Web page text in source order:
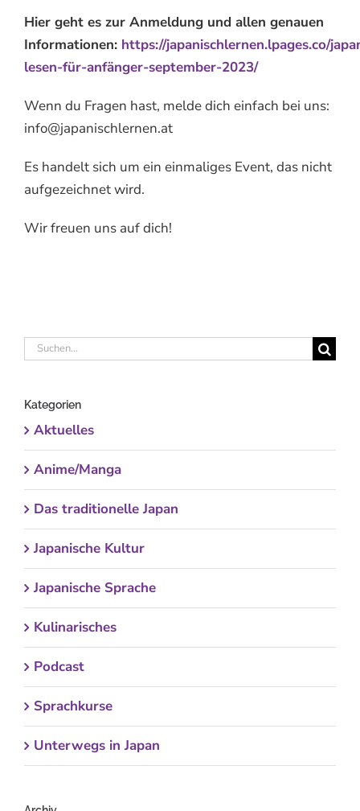
Hier geht es zur Anmeldung und allen genauen
Informationen: https://japanischlernen.lpages.co/
lesen-für-anfänger-september-2023/
Wenn du Fragen hast, melde dich einfach bei uns:
info@japanischlernen.at
Es handelt sich um ein einmaliges Event, das nicht
aufgezeichnet wird.
Wir freuen uns auf dich!
Suche
Kategorien
Aktuelles
Anime/Manga
Das traditionelle Japan
Japanische Kultur
Japanische Sprache
Kulinarisches
Podcast
Sprachkurse
Unterwegs in Japan